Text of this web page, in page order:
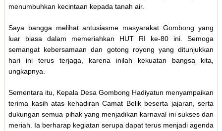
menumbuhkan kecintaan kepada tanah air.
Saya bangga melihat antusiasme masyarakat Gombong yang
luar biasa dalam memeriahkan HUT RI ke-80 ini. Semoga
semangat kebersamaan dan gotong royong yang ditunjukkan
hari ini terus terjaga, karena inilah kekuatan bangsa kita,
ungkapnya.
Sementara itu, Kepala Desa Gombong Hadiyatun menyampaikan
terima kasih atas kehadiran Camat Belik beserta jajaran, serta
dukungan semua pihak yang menjadikan karnaval ini sukses dan
meriah. Ia berharap kegiatan serupa dapat terus menjadi agenda